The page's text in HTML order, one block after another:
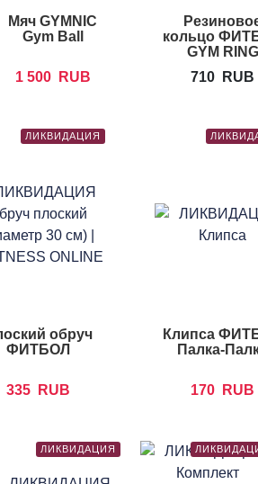
Мяч GYMNIC
Gym Ball
1 500 RUB
кольцо
GYM RING
710
RUB
ЛИКВИДАЦИЯ
обруч
ФИТБОЛ
335 RUB
Клипса
Палка-
170 RUB
ЛИКВИДАЦИЯ